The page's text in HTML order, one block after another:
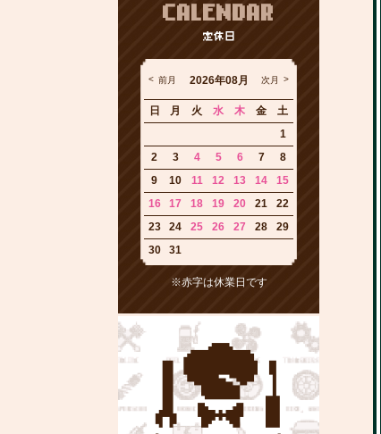
CALENDAR
定休日
2026年08月
前月 次月
日 月 火 水 木 金
土
1
2
3 4 5 6 7
8
9
10 11 12 13 14
15
16
17 18 19 20 21
22
23
24 25 26 27 28
29
30
31
※赤字は休業日です